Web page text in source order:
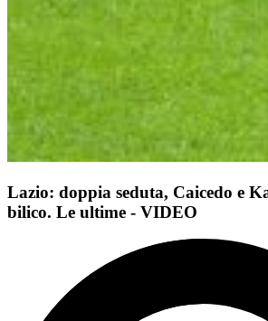
Lazio: doppia seduta, Caicedo e
bilico. Le ultime - VIDEO